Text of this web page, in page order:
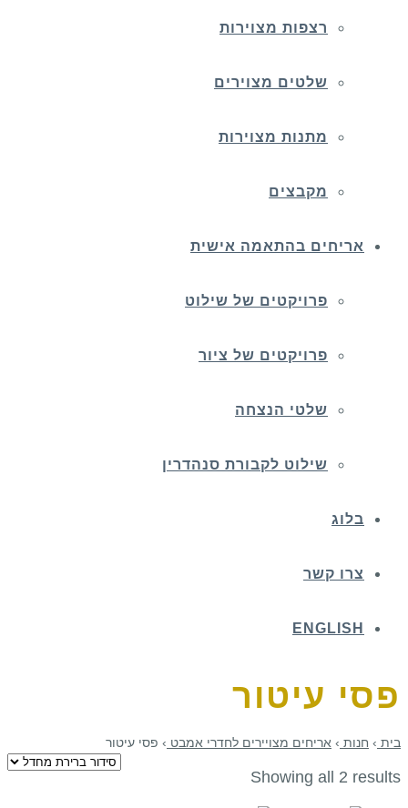
רצפות מצוירות
שלטים מצוירים
מתנות מצוירות
מקבצים
אריחים בהתאמה אישית
פרויקטים של שילוט
פרויקטים של ציור
שלטי הנצחה
שילוט לקבורת סנהדרין
בלוג
צרו קשר
ENGLISH
פסי עיטור
בית › חנות › אריחים מצויירים לחדרי אמבט › פסי עיטור
Showing all 2 results